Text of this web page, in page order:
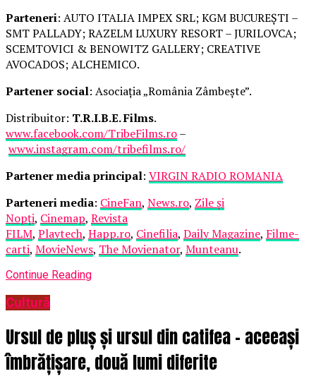
Parteneri: AUTO ITALIA IMPEX SRL; KGM BUCUREȘTI –
SMT PALLADY; RAZELM LUXURY RESORT – JURILOVCA;
SCEMTOVICI & BENOWITZ GALLERY; CREATIVE
AVOCADOS; ALCHEMICO.
Partener social: Asociația „România Zâmbește”.
Distribuitor: T.R.I.B.E. Films.
www.facebook.com/TribeFilms.ro–
www.instagram.com/tribefilms.ro/
Partener media principal: VIRGIN RADIO ROMANIA
Parteneri media: CineFan, News.ro, Zile și
Nopți, Cinemap, Revista
FILM, Playtech, Happ.ro, Cinefilia, Daily Magazine, Filme-
carti, MovieNews, The Movienator, Munteanu.
Continue Reading
Cultură
Ursul de pluș și ursul din catifea – aceeași
îmbrățișare, două lumi diferite